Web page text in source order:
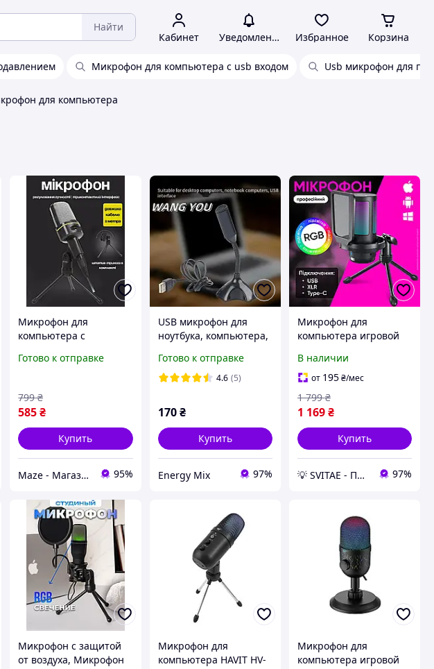
Найти
Кабинет Уведомления Избранное Корзина
Микрофон для компьютера с usb входом Usb микрофон для пк
для компьютера
Микрофон для
компьютера с
направленный
стрима блогера
ноутбука записи вокала
стриминга SF-920
Готово к отправке
585₴
799 ₴
Купить
Maze - Магазин качественных мобильных аксессуаров 95%
UЅB микрофон для
ноутбука, компьютера,
Готово к отправке
4.6 (5)
170 ₴
Купить
Energy Mix 97%
Микрофон для
компьютера игровой
конденсаторный
профессиональный для
ПК с поп фильтром для
записи стримов
подкастов
В наличии
от 195₴/мес
1 169₴
1 799 ₴
Купить
💡 SVITAЕ - Проверенная техника для дома и гаджеты для ухода за собой 97%
Микрофон с защитой
от воздуха, Микрофон
Микрофон для
компьютера HAVIT HV-
Микрофон для
компьютера игровой